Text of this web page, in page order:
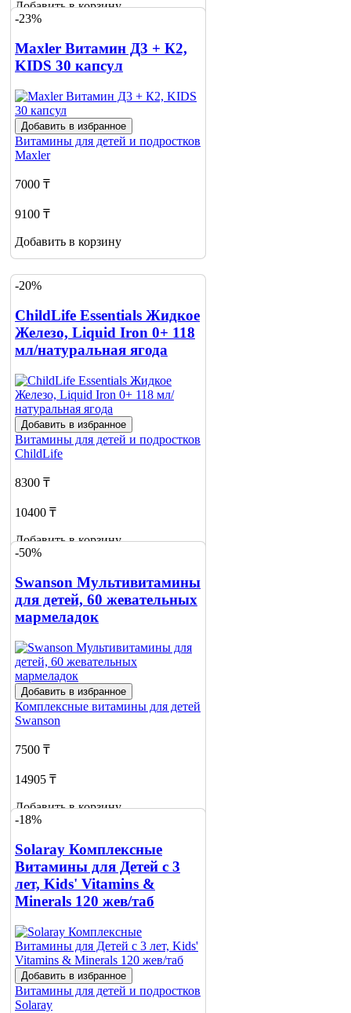
Добавить в корзину
-23%
Maxler Витамин Д3 + К2,
KIDS 30 капсул
Добавить в избранное
Витамины для детей и подростков
Maxler
7000 ₸
9100 ₸
Добавить в корзину
-20%
ChildLife Essentials Жидкое
Железо, Liquid Iron 0+ 118
мл/натуральная ягода
Добавить в избранное
Витамины для детей и подростков
ChildLife
8300 ₸
10400 ₸
Добавить в корзину
-50%
Swanson Мультивитамины
для детей, 60 жевательных
мармеладок
Добавить в избранное
Комплексные витамины для детей
Swanson
7500 ₸
14905 ₸
Добавить в корзину
-18%
Solaray Комплексные
Витамины для Детей с 3
лет, Kids' Vitamins &
Minerals 120 жев/таб
Добавить в избранное
Витамины для детей и подростков
Solaray